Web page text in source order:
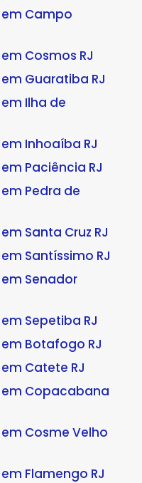
Campo
Cosmos RJ
Guaratiba RJ
Ilha de
Inhoaíba RJ
Paciência RJ
Pedra de
Santa Cruz RJ
Santíssimo RJ
Senador
Sepetiba RJ
Botafogo RJ
Catete RJ
em Copacabana
Cosme Velho
Flamengo RJ